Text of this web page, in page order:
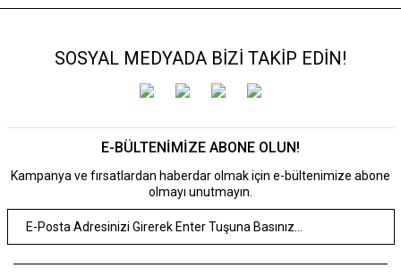
SOSYAL MEDYADA BİZİ TAKİP EDİN!
E-BÜLTENİMİZE ABONE OLUN!
Kampanya ve fırsatlardan haberdar olmak için e-bültenimize abone
olmayı unutmayın.